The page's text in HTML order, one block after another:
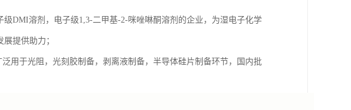
DMI溶剂，电子级1,3-二甲基-2-咪唑啉酮溶剂的企业，为湿电子化学
提供助力；
用于光阻，光刻胶制备，剥离液制备，半导体硅片制备环节，国内批